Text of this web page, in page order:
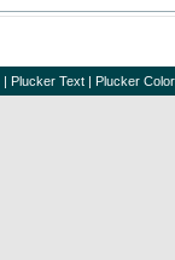
| Plucker Text | Plucker Color